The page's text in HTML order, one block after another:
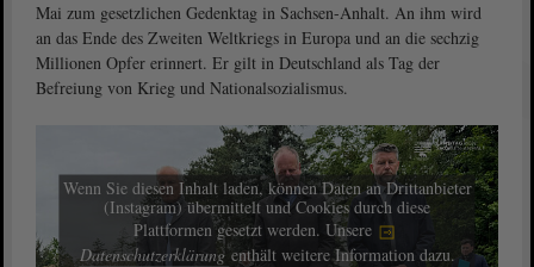
Mai zum gesetzlichen Gedenktag in Sachsen-Anhalt. An ihm wird
an das Ende des Zweiten Weltkriegs in Europa und an die sechzig
Millionen Opfer erinnert. Er gilt in Deutschland als Tag der
Befreiung von Krieg und Nationalsozialismus.
Wenn Sie diesen Inhalt laden, können Daten an Drittanbieter
(Instagram) übermittelt und Cookies durch diese
Plattformen gesetzt werden. Unsere
Datenschutzerklärungenthält weitere Information dazu.